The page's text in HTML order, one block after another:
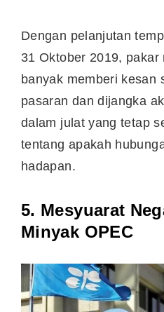
Dengan pelanjutan
31 Oktober 2019,
banyak memberi kesan
pasaran dan dijangka
dalam julat yang tetap
tentang apakah
hadapan.
5. Mesyuarat
Minyak OPEC